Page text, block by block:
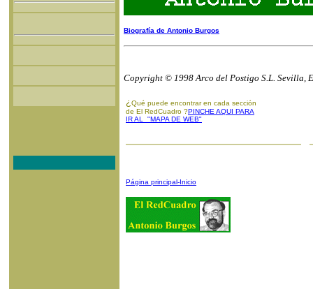
Biografía de Antonio Burgos
Copyright © 1998 Arco del Postigo S.L. Sevilla,
¿ Qué puede encontrar en cada sección
de El RedCuadro ?PINCHE AQUI PARA
IR AL "MAPA DE WEB"
Página principal-Inicio